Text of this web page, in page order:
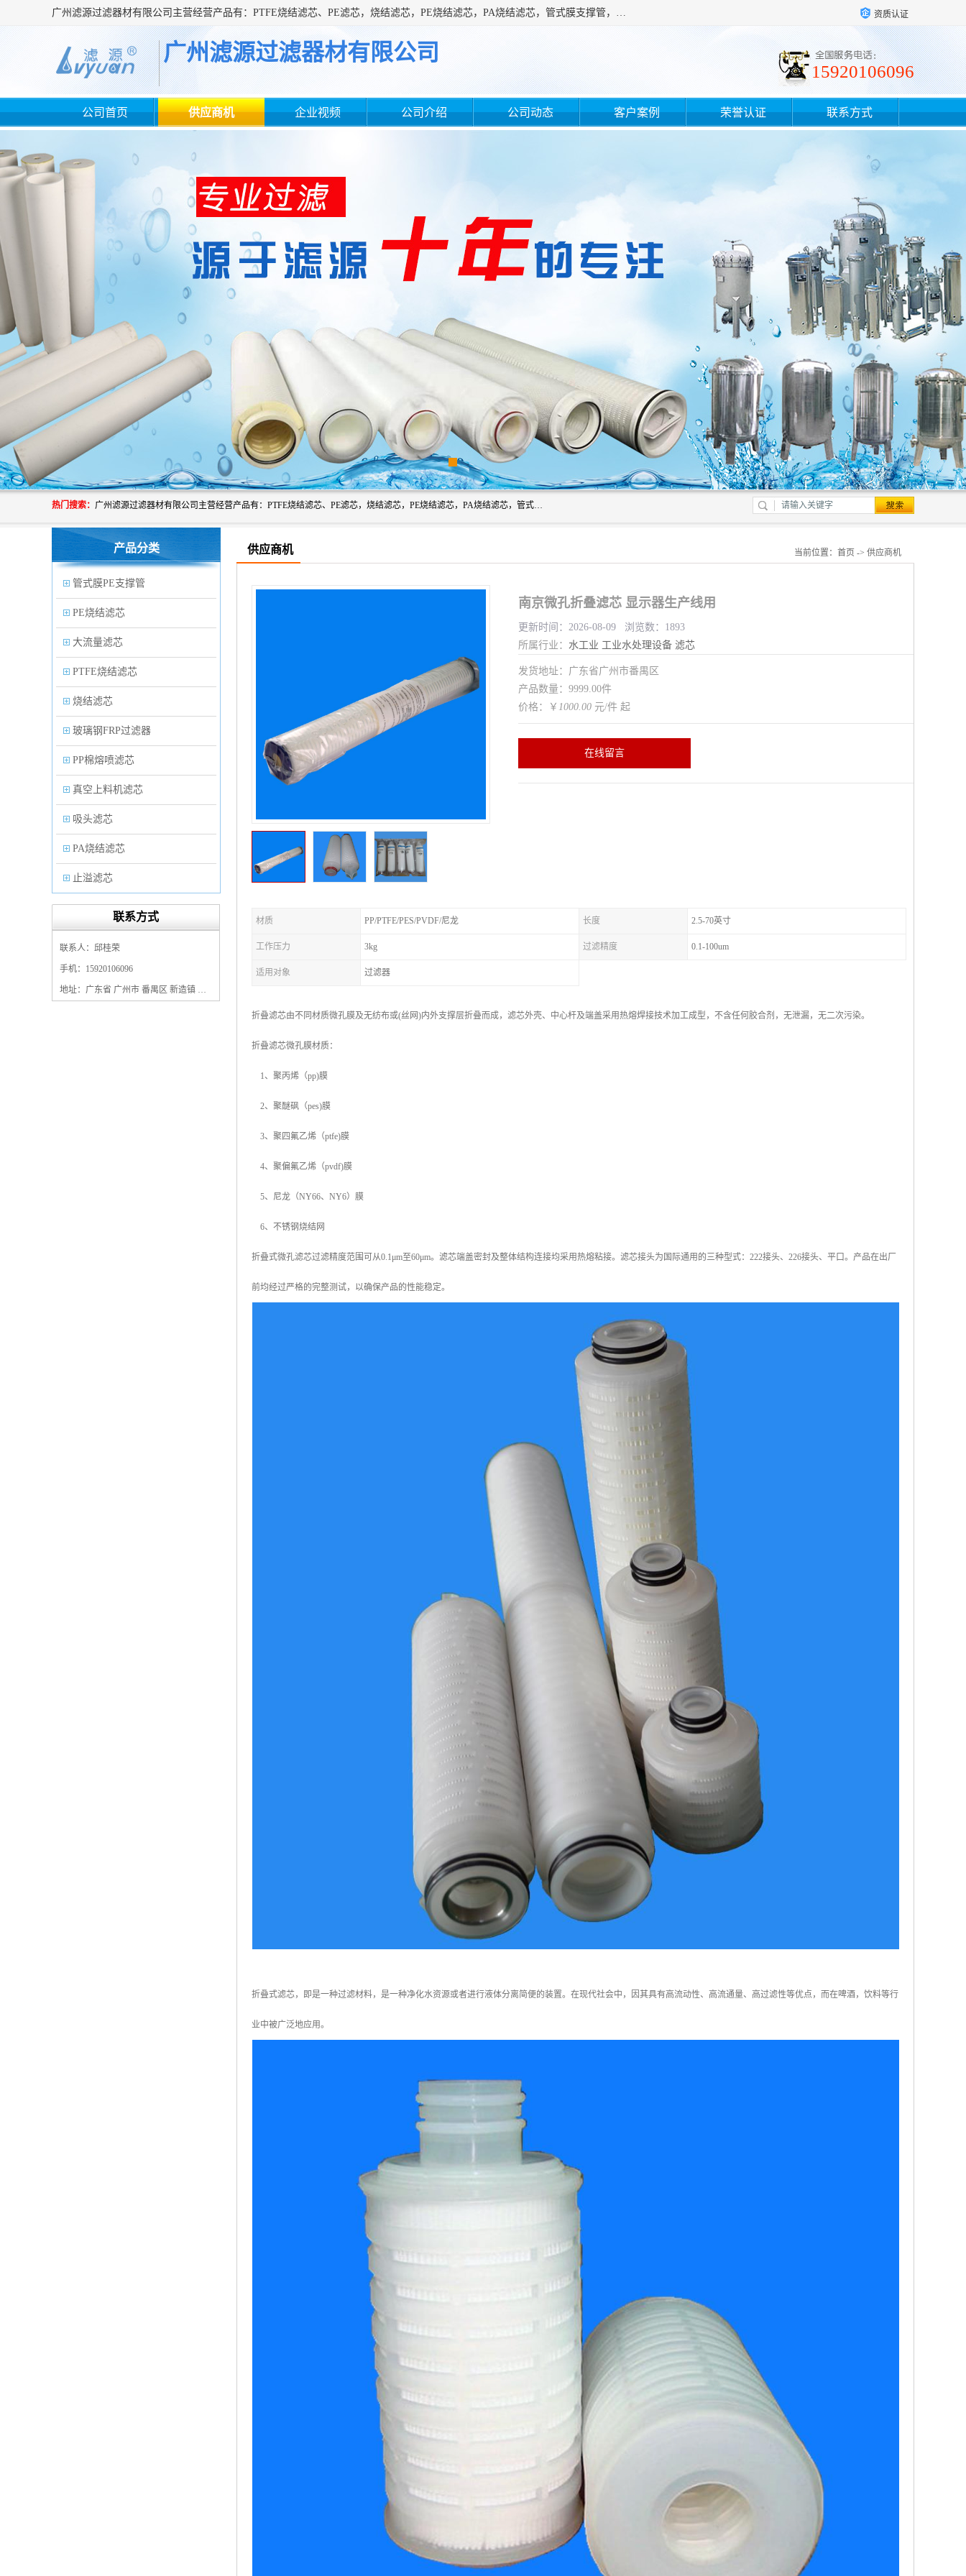
广州滤源过滤器材有限公司主营经营产品有：PTFE烧结滤芯、PE滤芯，烧结滤芯，PE烧结滤芯，PA烧结滤芯，管式膜支撑管，真空上料机滤芯，粉末烧结滤芯，止溢滤芯，吸头滤芯，湿化瓶滤芯、不锈钢烧结滤芯等。公司现拥有一批精干的管理人员和一支高素质的技术队伍，舒适优雅的办公环境和拥有全新现代化标准厂房。 资质认证
广州滤源过滤器材有限公司
15920106096
公司首页 供应商机 企业视频 公司介绍 公司动态 客户案例 荣誉认证 联系方式
热门搜索： 广州滤源过滤器材有限公司主营经营产品有：PTFE烧结滤芯、PE滤芯，烧结滤芯，PE烧结滤芯，PA烧结滤芯，管式膜支撑管，真空上料机滤芯，粉末烧结滤芯，止溢滤芯，吸头滤芯，湿化瓶滤芯、不锈钢烧结滤芯等。公司现拥有一批精干的管理人员和一支高素质的技术队伍，舒适优雅的办公环境和拥有全新现代化标准厂房。
产品分类
管式膜PE支撑管
PE烧结滤芯
大流量滤芯
PTFE烧结滤芯
烧结滤芯
玻璃钢FRP过滤器
PP棉熔喷滤芯
真空上料机滤芯
吸头滤芯
PA烧结滤芯
止溢滤芯
PP塑料过滤器
保安过滤器滤芯
联系方式
联系人：邱桂荣
手机：15920106096
地址：广东省 广州市 番禺区 新造镇 新造镇石角咀街4号三楼之一
供应商机 当前位置： 首页 -> 供应商机
南京微孔折叠滤芯 显示器生产线用
更新时间：2026-08-09 浏览数：1893
所属行业： 水工业 工业水处理设备 滤芯
发货地址：广东省广州市番禺区
产品数量：9999.00件
价格：￥ 1000.00 元/件 起
在线留言
材质 PP/PTFE/PES/PVDF/尼龙 长度 2.5-70英寸
工作压力 3kg 过滤精度 0.1-100um
适用对象 过滤器
折叠滤芯由不同材质微孔膜及无纺布或(丝网)内外支撑层折叠而成，滤芯外壳、中心杆及端盖采用热熔焊接技术加工成型，不含任何胶合剂，无泄漏，无二次污染。
折叠滤芯微孔膜材质：
1、聚丙烯（pp)膜
2、聚醚砜（pes)膜
3、聚四氟乙烯（ptfe)膜
4、聚偏氟乙烯（pvdf)膜
5、尼龙（NY66、NY6）膜
6、不锈钢烧结网
折叠式微孔滤芯过滤精度范围可从0.1μm至60μm。滤芯端盖密封及整体结构连接均采用热熔粘接。滤芯接头为国际通用的三种型式：222接头、226接头、平口。产品在出厂
前均经过严格的完整测试，以确保产品的性能稳定。
折叠式滤芯，即是一种过滤材料，是一种净化水资源或者进行液体分离简便的装置。在现代社会中，因其具有高流动性、高流通量、高过滤性等优点，而在啤酒，饮料等行
业中被广泛地应用。